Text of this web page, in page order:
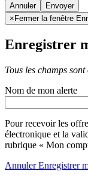
Annuler
× Fermer la fenêtre
Enregistrer
Tous les champs
Nom de mon alerte
Pour recevoir les
électronique et la
rubrique « Mon
AnnulerEnregistrer